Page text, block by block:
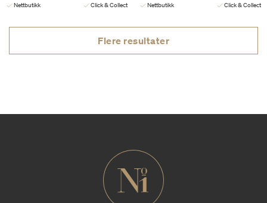
Nettbutikk Click & Collect Nettbutikk Click & Collect
Flere resultater